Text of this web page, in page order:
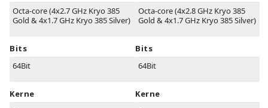
Octa-core (4x2.7 GHz Kryo 385
Gold & 4x1.7 GHz Kryo 385 Silver)
Bits
64Bit
Kerne
Octa-core (4x2.8 GHz Kryo 385
Gold & 4x1.7 GHz Kryo 385 Silver)
Bits
64Bit
Kerne